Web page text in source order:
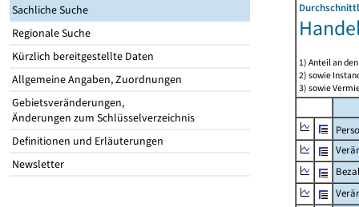
Sachliche Suche
Regionale Suche
Kürzlich bereitgestellte Daten
Allgemeine Angaben, Zuordnungen
Gebietsveränderungen,
Änderungen zum Schlüsselverzeichnis
Definitionen und Erläuterungen
Newsletter
1) Anteil an
2) sowie
3) sowie